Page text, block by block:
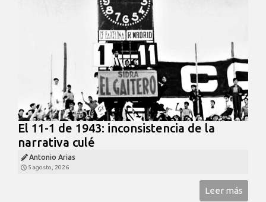
El 11-1 de 1943: inconsistencia de la
narrativa culé
Antonio Arias
5 agosto, 2026
Leer más